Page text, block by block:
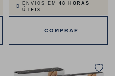
ENVIOS EM 48 HORAS
ÚTEIS
COMPRAR